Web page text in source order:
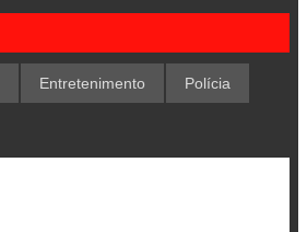
Entretenimento Polícia